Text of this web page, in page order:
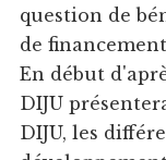
question de
de
En début
DIJU
DIJU, les